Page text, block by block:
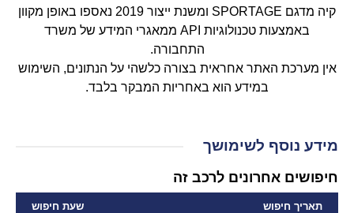
קיה מדגם SPORTAGE ומשנת ייצור 2019 נאספו באופן מקוון
באמצעות טכנולוגיות API ממאגרי המידע של משרד
התחבורה.
אין מערכת האתר אחראית בצורה כלשהי על הנתונים, השימוש
במידע הוא באחריות המבקר בלבד.
מידע נוסף לשימושך
חיפושים אחרונים לרכב זה
תאריך חיפוש שעת חיפוש